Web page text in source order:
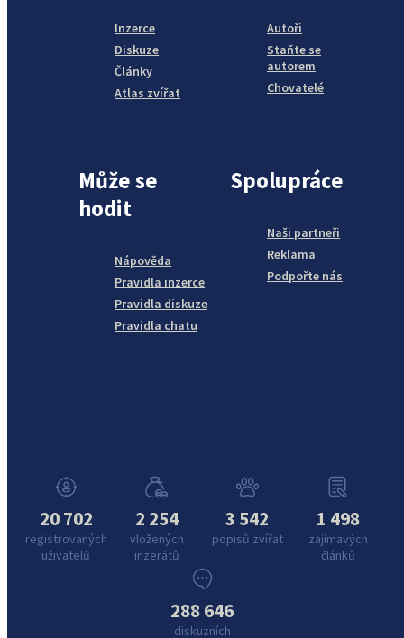
Inzerce
Diskuze
Články
Atlas zvířat
Autoři
Staňte se
autorem
Chovatelé
Může se
hodit
Nápověda
Pravidla inzerce
Pravidla diskuze
Pravidla chatu
Spolupráce
Naši partneři
Reklama
Podpořte nás
20 702
registrovaných
uživatelů
2 254
vložených
inzerátů
3 542
popisů zvířat
1 498
zajímavých
článků
288 646
diskuzních